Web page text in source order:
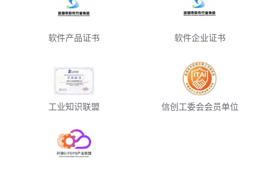
软件产品证书 软件企业证书
工业知识联盟 信创工委会会员单位